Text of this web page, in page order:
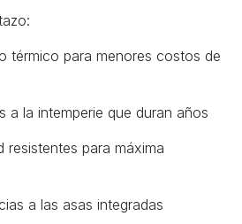
térmico para menores costos de
a la intemperie que duran años
resistentes para máxima
a las asas integradas